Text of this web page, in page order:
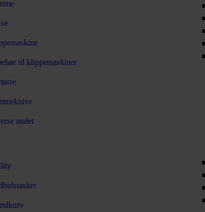
til klippemaskiner
andet